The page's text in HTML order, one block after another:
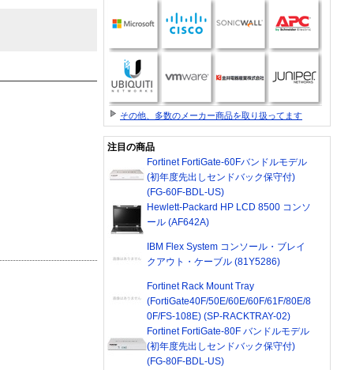
その他、多数のメーカー商品を取り扱ってます
注目の商品
Fortinet FortiGate-60Fバンドルモデル
(初年度先出しセンドバック保守付)
(FG-60F-BDL-US)
Hewlett-Packard HP LCD 8500 コンソ
ール (AF642A)
IBM Flex System コンソール・ブレイ
クアウト・ケーブル (81Y5286)
Fortinet Rack Mount Tray
(FortiGate40F/50E/60E/60F/61F/80E/8
0F/FS-108E) (SP-RACKTRAY-02)
Fortinet FortiGate-80F バンドルモデル
(初年度先出しセンドバック保守付)
(FG-80F-BDL-US)